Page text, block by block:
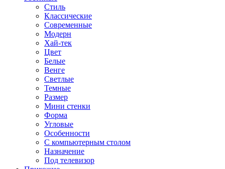
Стиль
Классические
Современные
Модерн
Хай-тек
Цвет
Белые
Венге
Светлые
Темные
Размер
Мини стенки
Форма
Угловые
Особенности
С компьютерным столом
Назначение
Под телевизор